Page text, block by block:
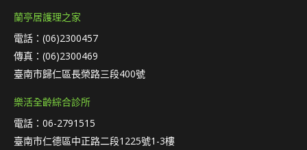
蘭亭居護理之家
電話：(06)2300457
傳真：(06)2300469
臺南市歸仁區長榮路三段400號
樂活全齡綜合診所
電話：06-2791515
臺南市仁德區中正路二段1225號1-3樓